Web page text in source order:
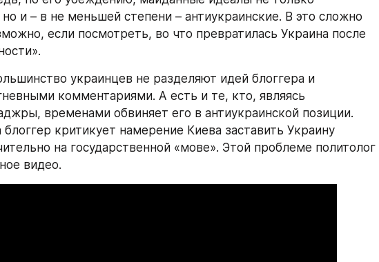
но и – в не меньшей степени – антиукраинские. В это сложно
если посмотреть, во что превратилась Украина после
украинцев не разделяют идей блоггера и
комментариями. А есть и те, кто, являясь
временами обвиняет его в антиукраинской позиции.
критикует намерение Киева заставить Украину
на государственной «мове». Этой проблеме политолог
видео.